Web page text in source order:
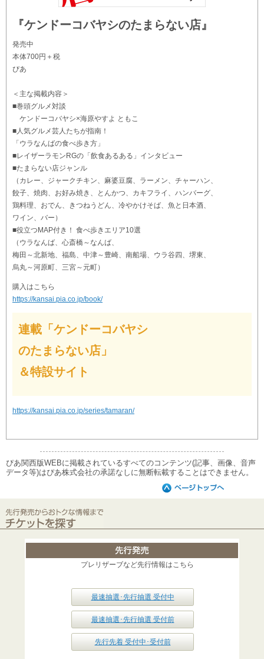
『ケンドーコバヤシのたまらない店』
発売中
本体700円＋税
ぴあ
＜主な掲載内容＞
■巻頭グルメ対談
ケンドーコバヤシ×海原やすよ ともこ
■人気グルメ芸人たちが指南！
「ウラなんばの食べ歩き方」
■レイザーラモンRGの「飲食あるある」インタビュー
■たまらない店ジャンル
（カレー、ジャークチキン、麻婆豆腐、ラーメン、チャーハン、
餃子、焼肉、お好み焼き、とんかつ、カキフライ、ハンバーグ、
鶏料理、おでん、きつねうどん、冷やかけそば、魚と日本酒、
ワイン、バー）
■役立つMAP付き！ 食べ歩きエリア10選
（ウラなんば、心斎橋～なんば、
梅田～北新地、福島、中津～豊崎、南船場、ウラ谷四、堺東、
烏丸～河原町、三宮～元町）
購入はこちら
https://kansai.pia.co.jp/book/
連載「ケンドーコバヤシ
のたまらない店」
＆特設サイト
https://kansai.pia.co.jp/series/tamaran/
ぴあ関西版WEBに掲載されているすべてのコンテンツ(記事、画像、音声
データ等)はぴあ株式会社の承諾なしに無断転載することはできません。
プレリザーブなど先行情報はこちら
最速抽選･先行抽選 受付中
最速抽選･先行抽選 受付前
先行先着 受付中･受付前